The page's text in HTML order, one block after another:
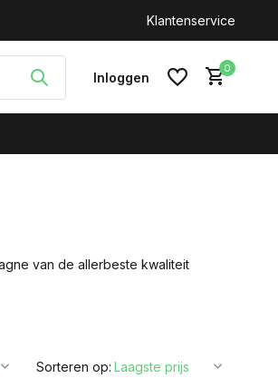
Klantenservice
Inloggen
0
van de allerbeste kwaliteit
Sorteren op: